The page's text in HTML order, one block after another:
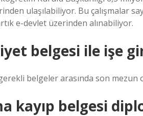
ulaşılabiliyor. Bu çalışmalar
e-devlet üzerinden alınabiliyor.
belgesi ile işe
belgeler arasında son mezun
kayıp belgesi